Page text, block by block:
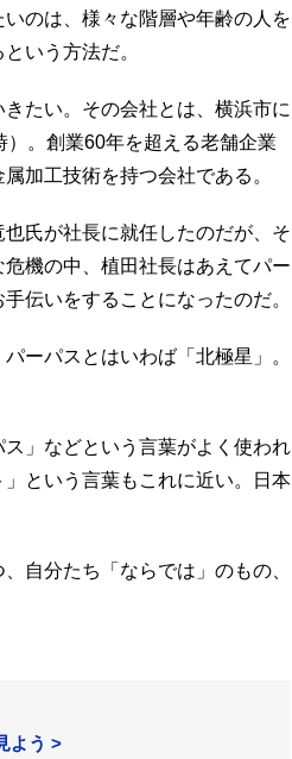
のは、様々な階層や年齢の人を
いう方法だ。
たい。その会社とは、横浜市に
。創業60年を超える老舗企業
加工技術を持つ会社である。
氏が社長に就任したのだが、そ
機の中、植田社長はあえてパー
伝いをすることになったのだ。
ーパスとはいわば「北極星」。
」などという言葉がよく使われ
という言葉もこれに近い。日本
自分たち「ならでは」のもの、
よう >